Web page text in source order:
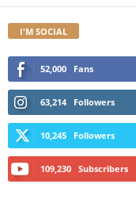
I'M SOCIAL
52,000 Fans
63,214 Followers
10,245 Followers
109,230 Subscribers